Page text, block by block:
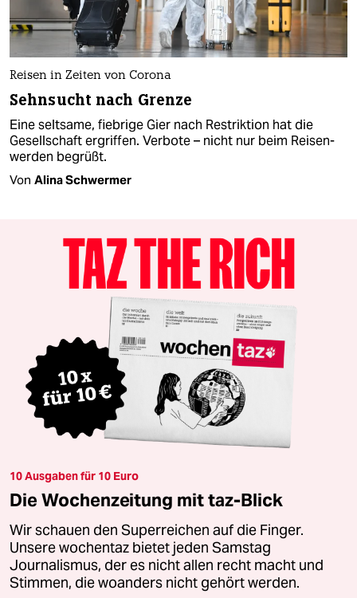
Reisen in Zeiten von Corona
Sehnsucht nach Grenze
Eine seltsame, fiebrige Gier nach Restriktion hat die
Gesellschaft ergriffen. Verbote – nicht nur beim Reisen-
werden begrüßt.
Von Alina Schwermer
10 Ausgaben für 10 Euro
Die Wochenzeitung mit taz-Blick
Wir schauen den Superreichen auf die Finger.
Unsere wochentaz bietet jeden Samstag
Journalismus, der es nicht allen recht macht und
Stimmen, die woanders nicht gehört werden.